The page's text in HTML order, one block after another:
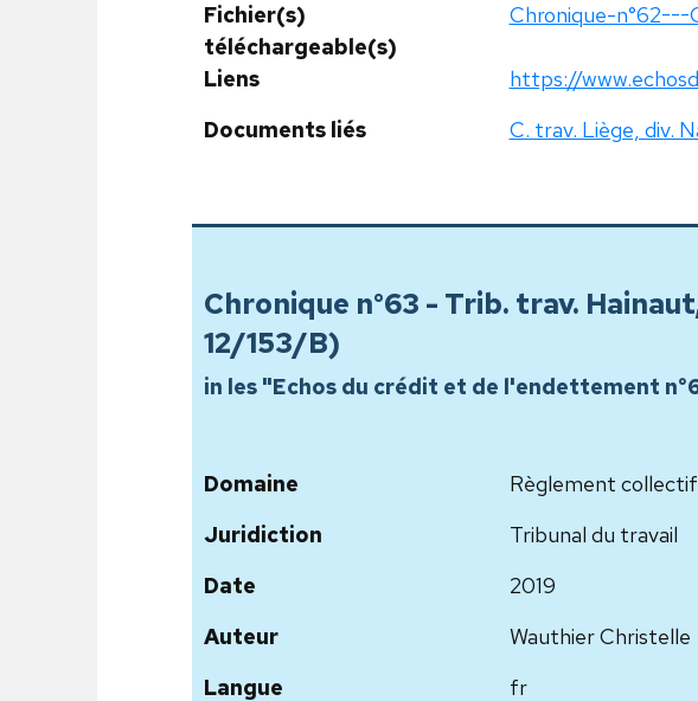
Fichier(s)
téléchargeable(s)
Chronique-
Liens
https://
Documents liés
C. trav. Liège, div.
Chronique n°63 - Trib. trav.
12/153/B)
in les "Echos du crédit et de l'endettement
Domaine
Règlement
Juridiction
Tribunal du travail
Date
2019
Auteur
Wauthier Christelle
Langue
fr